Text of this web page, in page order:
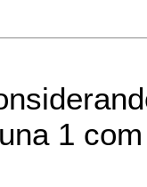
1